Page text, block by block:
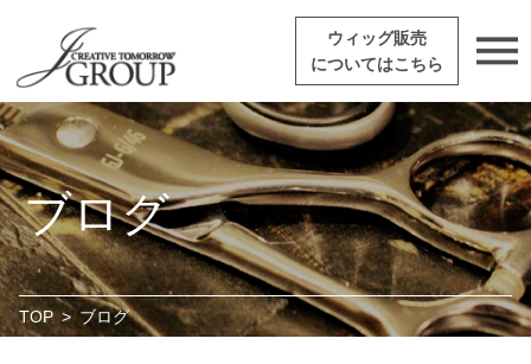
ウィッグ販売
についてはこちら
ブログ
TOP > ブログ